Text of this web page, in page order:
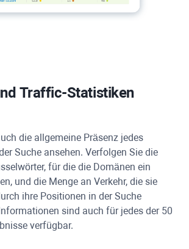
Traffic-Statistiken
die allgemeine Präsenz jedes
Suche ansehen. Verfolgen Sie die
für die die Domänen ein
und die Menge an Verkehr, die sie
ihre Positionen in der Suche
sind auch für jedes der 50
verfügbar.